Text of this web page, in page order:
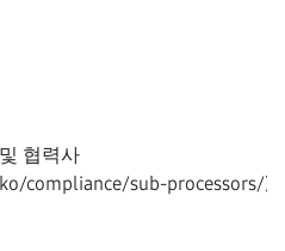
협력사
compliance/sub-processors/)